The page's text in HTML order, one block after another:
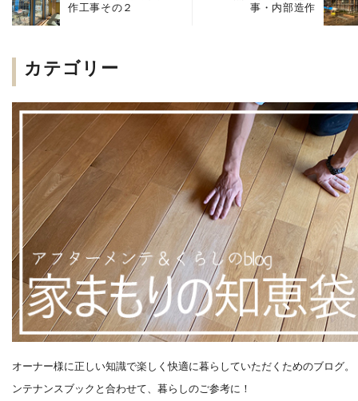
作工事その２
事・内部造作
カテゴリー
オーナー様に正しい知識で楽しく快適に暮らしていただくためのブログ。
ンテナンスブックと合わせて、暮らしのご参考に！